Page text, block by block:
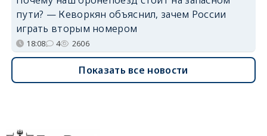
пути? — Кеворкян объяснил, зачем России
играть вторым номером
18:08 4 2606
Показать все новости